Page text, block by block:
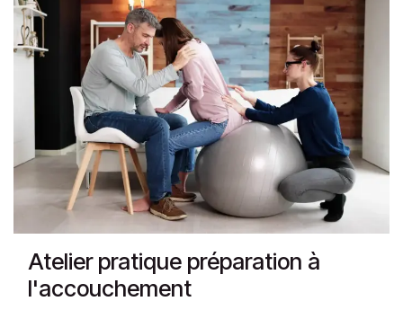
Atelier pratique préparation à
l'accouchement